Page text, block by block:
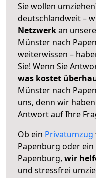
Sie wollen
deutschlandweit –
Netzwerkan
Münster nach
weiterwissen –
Sie! Wenn Sie
was kostet
Münster nach
uns, denn wir
Antwort auf Ihre
Ob ein Privatumzug
Papenburg oder
Papenburg, wir
und stressfrei